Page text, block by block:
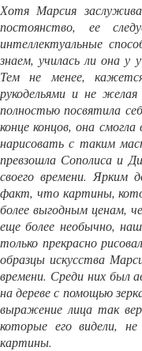
Хотя Марсия
постоянство, ее
интеллектуальные
знаем, училась ли она у
Тем не менее,
рукодельями и не
полностью посвятила
конце концов, она
нарисовать с таким
превзошла Сополиса и
своего времени. Ярким
факт, что картины,
более выгодным ценам,
еще более необычно,
только прекрасно
образцы искусства
времени. Среди них был
на дереве с помощью
выражение лица так
которые его видели,
картины.